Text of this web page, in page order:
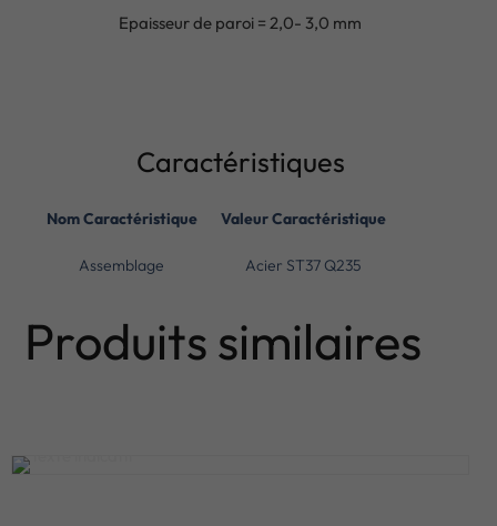
Epaisseur de paroi = 2,0- 3,0 mm
Caractéristiques
Nom Caractéristique Valeur Caractéristique
Assemblage Acier ST37 Q235
Produits similaires